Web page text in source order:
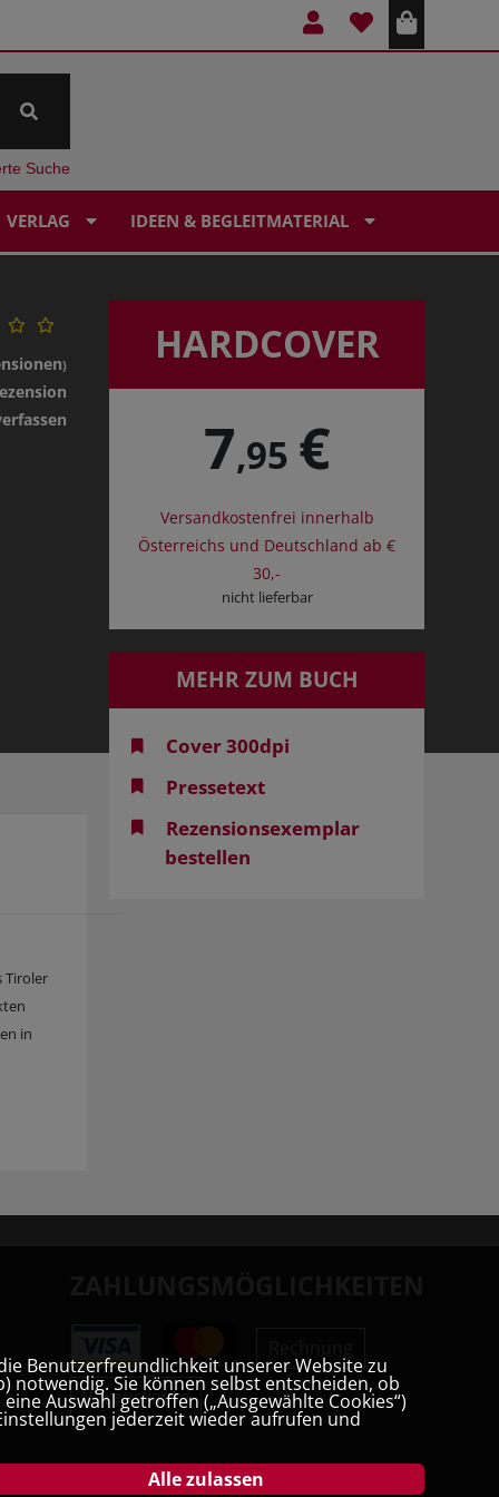
Suche
VERLAG IDEEN & BEGLEITMATERIAL
)
Tiroler
in
HARDCOVER
7,95 €
Versandkostenfrei innerhalb
Österreichs und Deutschland ab €
30,-
nicht lieferbar
MEHR ZUM BUCH
Cover 300dpi
Pressetext
Rezensionsexemplar
bestellen
Vorauskasse
Benutzerfreundlichkeit unserer Website zu
notwendig. Sie können selbst entscheiden, ob
Auswahl getroffen („Ausgewählte Cookies“)
jederzeit wieder aufrufen und
Alle zulassen